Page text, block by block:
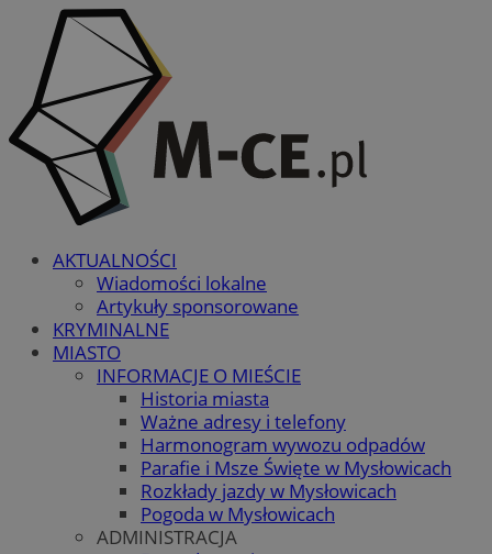
AKTUALNOŚCI
Wiadomości lokalne
Artykuły sponsorowane
KRYMINALNE
MIASTO
INFORMACJE O MIEŚCIE
Historia miasta
Ważne adresy i telefony
Harmonogram wywozu odpadów
Parafie i Msze Święte w Mysłowicach
Rozkłady jazdy w Mysłowicach
Pogoda w Mysłowicach
ADMINISTRACJA